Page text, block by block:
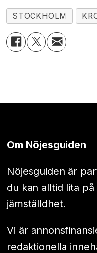
STOCKHOLM
Om Nöjesguiden
Nöjesguiden är
du kan alltid lita
jämställdhet.
Vi är
redaktionella